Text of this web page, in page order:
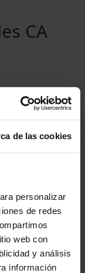
de las cookies
personalizar
de redes
web con
y análisis
información
CA